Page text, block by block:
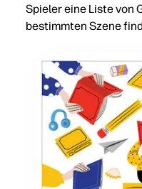
Spieler eine Liste von
bestimmten Szene